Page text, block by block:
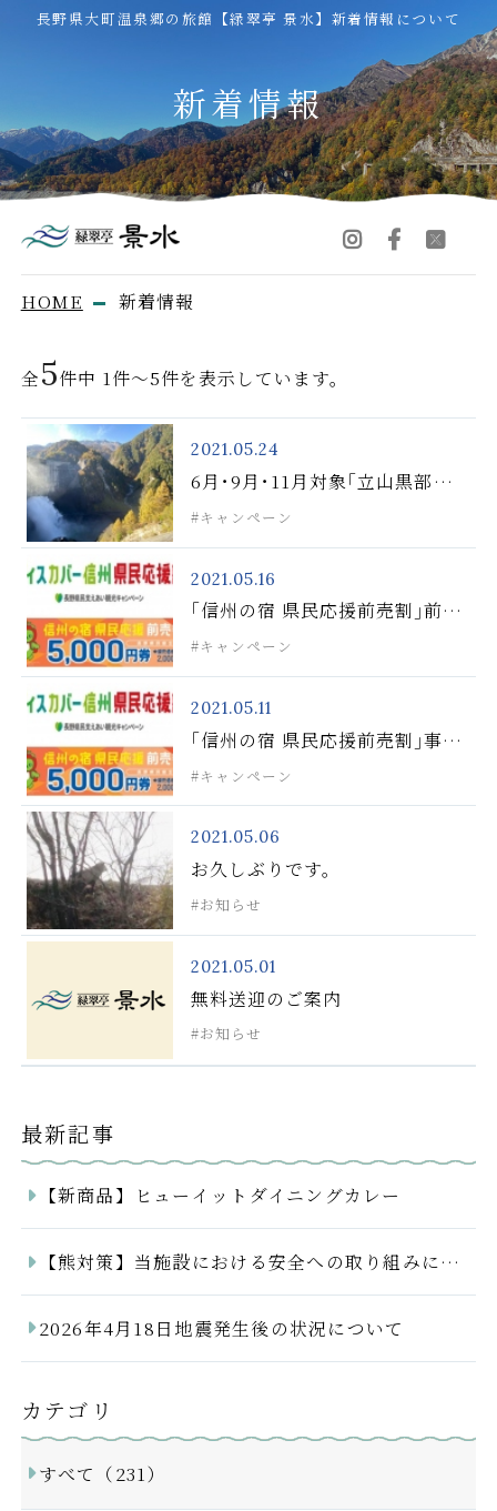
長野県大町温泉郷の旅館【緑翠亭 景水】新着情報について
新着情報
HOME 新着情報
全5件中 1件～5件を表示しています。
2021.05.24
6月･9月･11月対象｢立山黒部キ
ャンペーンきっぷ｣
キャンペーン
2021.05.16
｢信州の宿 県民応援前売割｣前売
券をお持ちのお客様へ
キャンペーン
2021.05.11
｢信州の宿 県民応援前売割｣事業
のご案内について
キャンペーン
2021.05.06
お久しぶりです。
お知らせ
2021.05.01
無料送迎のご案内
お知らせ
最新記事
【新商品】ヒューイットダイニングカレー
【熊対策】当施設における安全への取り組みについて
2026年4月18日地震発生後の状況について
カテゴリ
すべて（231）